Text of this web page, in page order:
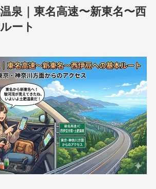
泉｜東名高速〜新東名〜西
ート